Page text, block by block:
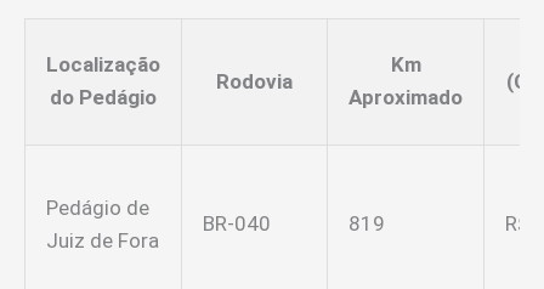
Localização
do Pedágio
Rodovia
Km
Aproximado
Pedágio de
Juiz de Fora
BR-040 819 R$